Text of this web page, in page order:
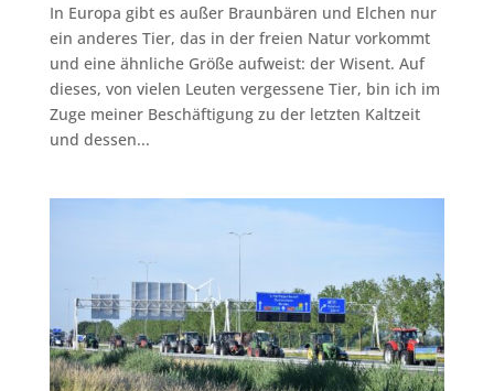
In Europa gibt es außer Braunbären und Elchen nur
ein anderes Tier, das in der freien Natur vorkommt
und eine ähnliche Größe aufweist: der Wisent. Auf
dieses, von vielen Leuten vergessene Tier, bin ich im
Zuge meiner Beschäftigung zu der letzten Kaltzeit
und dessen...